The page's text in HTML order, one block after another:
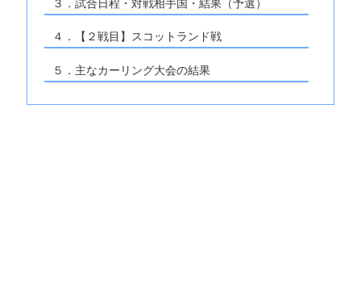
３．試合日程・対戦相手国・結果（予選）
４．【２戦目】スコットランド戦
５．主なカーリング大会の結果